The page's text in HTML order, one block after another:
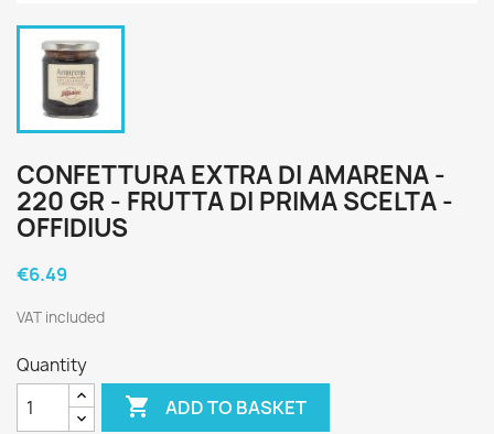
CONFETTURA EXTRA DI AMARENA -
220 GR - FRUTTA DI PRIMA SCELTA -
OFFIDIUS
€6.49
VAT included
Quantity
 ADD TO BASKET